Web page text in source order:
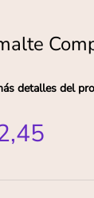
detalles del
,45